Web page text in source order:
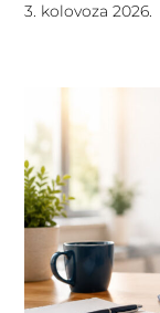
3. kolovoza 2026.